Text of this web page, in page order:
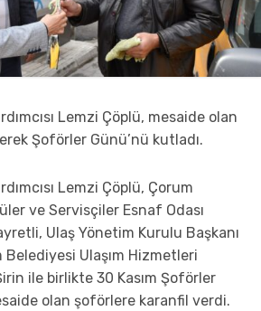
Lemzi Çöplü, mesaide olan
Şoförler Günü’nü kutladı.
Lemzi Çöplü, Çorum
ve Servisçiler Esnaf Odası
Ulaş Yönetim Kurulu Başkanı
Belediyesi Ulaşım Hizmetleri
ile birlikte 30 Kasım Şoförler
olan şoförlere karanfil verdi.